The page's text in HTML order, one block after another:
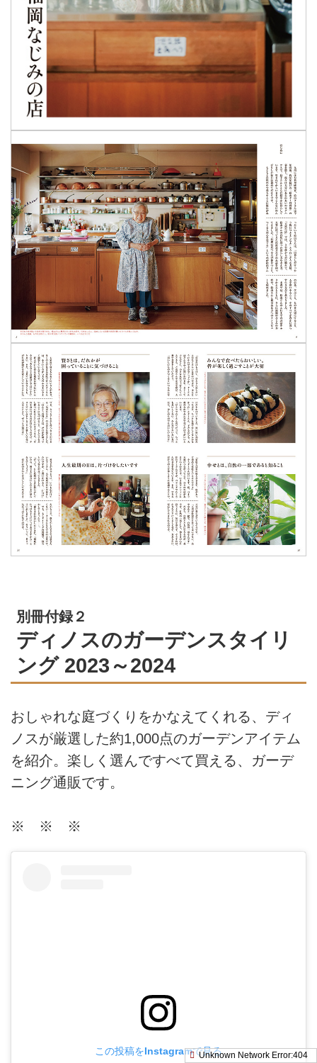
別冊付録２
ディノスのガーデンスタイリ
ング 2023～2024
おしゃれな庭づくりをかなえてくれる、ディ
ノスが厳選した約1,000点のガーデンアイテム
を紹介。楽しく選んですべて買える、ガーデ
ニング通販です。
※ ※ ※
この投稿をInstagramで見る